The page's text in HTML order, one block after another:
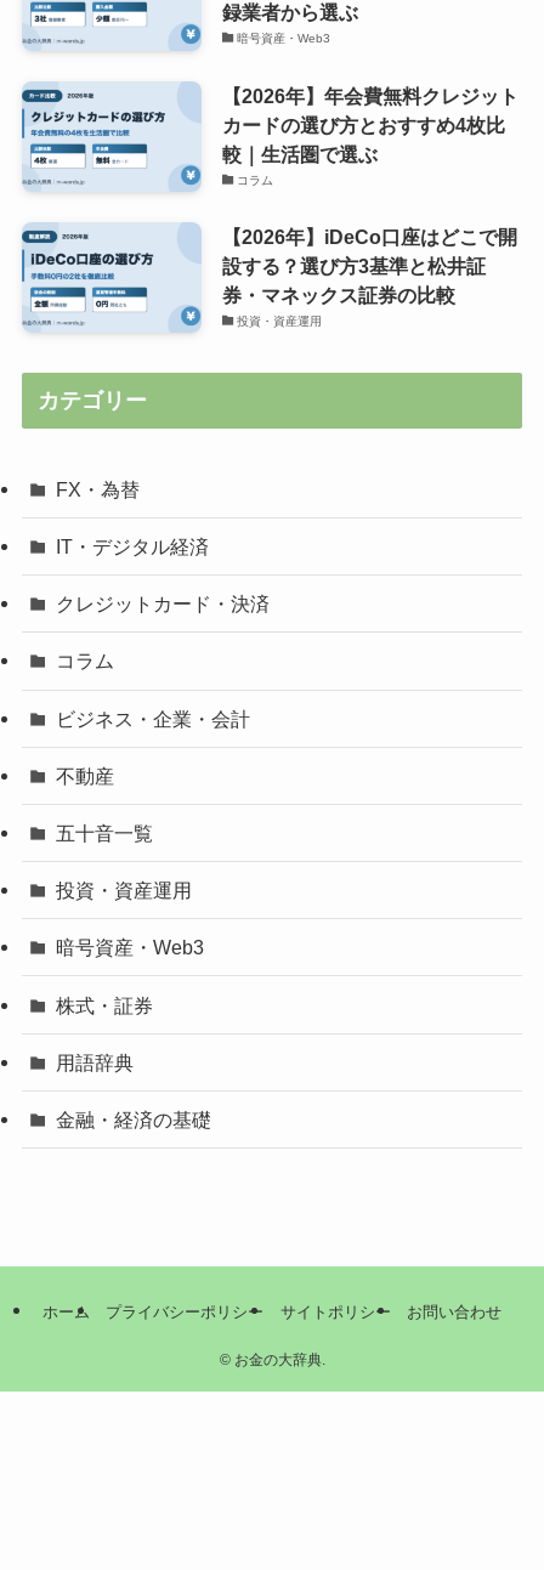
録業者から選ぶ
暗号資産・Web3
【2026年】年会費無料クレジット
カードの選び方とおすすめ4枚比
較｜生活圏で選ぶ
コラム
【2026年】iDeCo口座はどこで開
設する？選び方3基準と松井証
券・マネックス証券の比較
投資・資産運用
カテゴリー
FX・為替
IT・デジタル経済
クレジットカード・決済
コラム
ビジネス・企業・会計
不動産
五十音一覧
投資・資産運用
暗号資産・Web3
株式・証券
用語辞典
金融・経済の基礎
ホーム プライバシーポリシー サイトポリシー お問い合わせ
©お金の大辞典.